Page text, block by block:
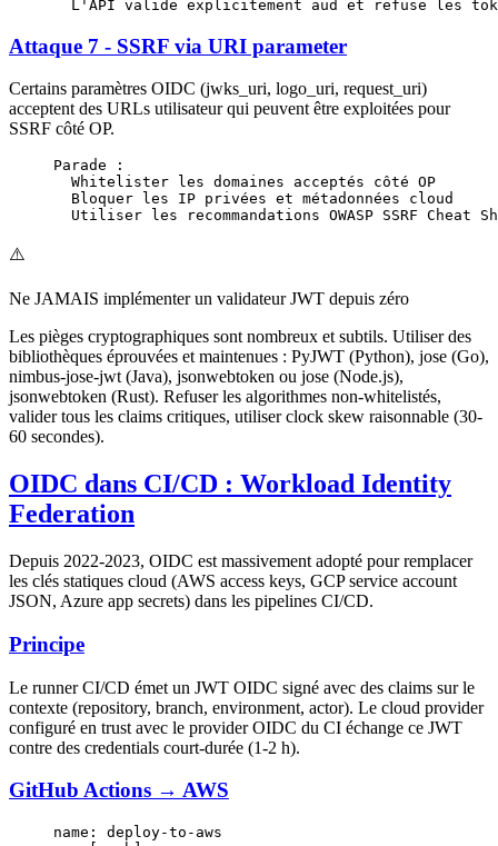
L'API valide explicitement aud et refuse les
Attaque 7 - SSRF via URI parameter
Certains paramètres OIDC (jwks_uri, logo_uri, request_uri)
acceptent des URLs utilisateur qui peuvent être exploitées pour
SSRF côté OP.
Parade :
  Whitelister les domaines acceptés côté OP
  Bloquer les IP privées et métadonnées cloud
Utiliser les recommandations OWASP SSRF Cheat
⚠️
Ne JAMAIS implémenter un validateur JWT depuis zéro
Les pièges cryptographiques sont nombreux et subtils. Utiliser des
bibliothèques éprouvées et maintenues : PyJWT (Python), jose (Go),
nimbus-jose-jwt (Java), jsonwebtoken ou jose (Node.js),
jsonwebtoken (Rust). Refuser les algorithmes non-whitelistés,
valider tous les claims critiques, utiliser clock skew raisonnable (30-
60 secondes).
OIDC dans CI/CD : Workload Identity
Federation
Depuis 2022-2023, OIDC est massivement adopté pour remplacer
les clés statiques cloud (AWS access keys, GCP service account
JSON, Azure app secrets) dans les pipelines CI/CD.
Principe
Le runner CI/CD émet un JWT OIDC signé avec des claims sur le
contexte (repository, branch, environment, actor). Le cloud provider
configuré en trust avec le provider OIDC du CI échange ce JWT
contre des credentials court-durée (1-2 h).
GitHub Actions → AWS
name : deploy-to-aws